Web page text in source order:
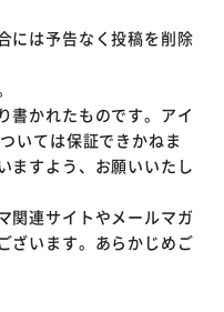
には予告なく投稿を削除
書かれたものです。アイ
いては保証できかねま
ますよう、お願いいたし
関連サイトやメールマガ
ざいます。あらかじめご